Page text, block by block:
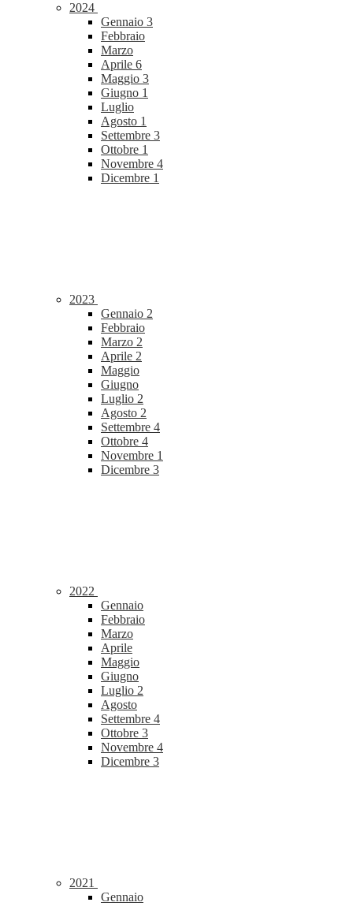
2024
Gennaio 3
Febbraio
Marzo
Aprile 6
Maggio 3
Giugno 1
Luglio
Agosto 1
Settembre 3
Ottobre 1
Novembre 4
Dicembre 1
2023
Gennaio 2
Febbraio
Marzo 2
Aprile 2
Maggio
Giugno
Luglio 2
Agosto 2
Settembre 4
Ottobre 4
Novembre 1
Dicembre 3
2022
Gennaio
Febbraio
Marzo
Aprile
Maggio
Giugno
Luglio 2
Agosto
Settembre 4
Ottobre 3
Novembre 4
Dicembre 3
2021
Gennaio